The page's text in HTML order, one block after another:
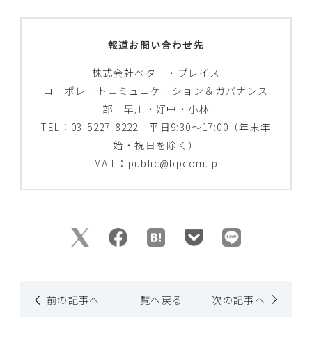
報道お問い合わせ先
株式会社ベター・プレイス
コーポレートコミュニケーション＆ガバナンス
部 早川・好中・小林
TEL：03-5227-8222 平日9:30～17:00（年末年
始・祝日を除く）
MAIL：public@bpcom.jp
前の記事へ 一覧へ戻る 次の記事へ